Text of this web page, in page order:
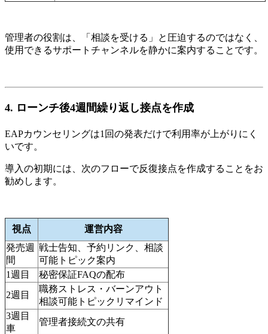
管理者の役割は、「相談を受ける」と圧迫するのではなく、
使用できるサポートチャンネルを静かに案内することです。
4. ローンチ後4週間繰り返し接点を作成
EAPカウンセリングは1回の発表だけで利用率が上がりにく
いです。
導入の初期には、次のフローで反復接点を作成することをお
勧めします。
視点
運営内容
発売週
間
戦士告知、予約リンク、相談
可能トピック案内
1週目
秘密保証FAQの配布
2週目
職務ストレス・バーンアウト
相談可能トピックリマインド
3週目
車
管理者接続文の共有